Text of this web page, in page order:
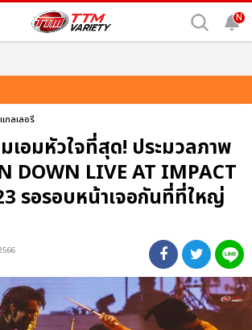
N
แกลเลอรี
เอมหัวใจที่สุด! ประมวลภาพ
DOWN LIVE AT IMPACT
รอรอบหน้าเจอกันที่ที่ใหญ่